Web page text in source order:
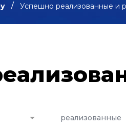
Успешно реализованные и
реализованные